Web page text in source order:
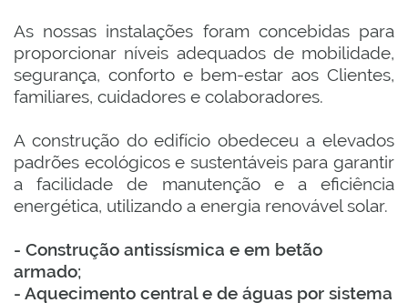
As nossas instalações foram concebidas para
proporcionar níveis adequados de mobilidade,
segurança, conforto e bem-estar aos Clientes,
familiares, cuidadores e colaboradores.
A construção do edifício obedeceu a elevados
padrões ecológicos e sustentáveis para garantir
a facilidade de manutenção e a eficiência
energética, utilizando a energia renovável solar.
- Construção antissísmica e em betão
armado;
- Aquecimento central e de águas por sistema